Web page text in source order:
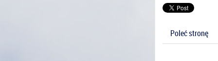
Poleć stronę